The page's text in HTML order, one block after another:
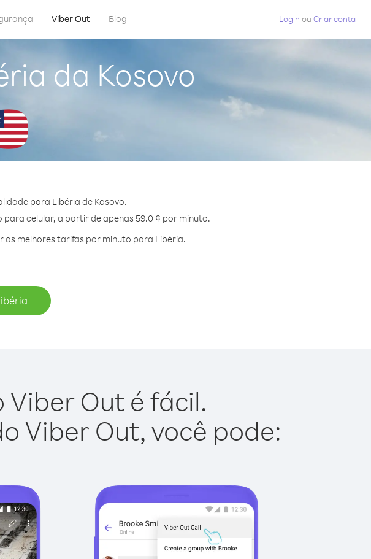
Viber Out Blog Login ou Criar conta
da Kosovo
para Libéria de Kosovo.
celular, a partir de apenas 59.0 ¢ por minuto.
melhores tarifas por minuto para Libéria.
Out é fácil.
Viber Out, você pode: